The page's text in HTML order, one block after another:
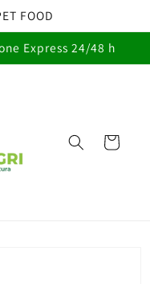
FOOD
Express 24/48 h
Carrello